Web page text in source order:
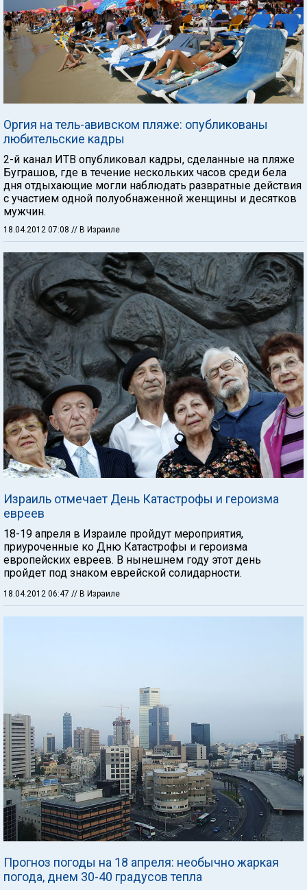
Оргия на тель-авивском пляже: опубликованы
любительские кадры
2-й канал ИТВ опубликовал кадры, сделанные на пляже
Буграшов, где в течение нескольких часов среди бела
дня отдыхающие могли наблюдать развратные действия
с участием одной полуобнаженной женщины и десятков
мужчин.
18.04.2012 07:08 // В Израиле
Израиль отмечает День Катастрофы и героизма
евреев
18-19 апреля в Израиле пройдут мероприятия,
приуроченные ко Дню Катастрофы и героизма
европейских евреев. В нынешнем году этот день
пройдет под знаком еврейской солидарности.
18.04.2012 06:47 // В Израиле
Прогноз погоды на 18 апреля: необычно жаркая
погода, днем 30-40 градусов тепла